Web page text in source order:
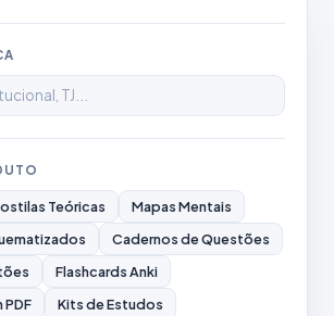
Teóricas
Mapas Mentais
Cadernos de Questões
Flashcards Anki
PDF
Kits de Estudos